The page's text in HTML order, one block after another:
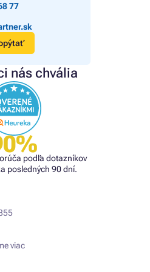
77
nás chvália
podľa dotazníkov
posledných 90 dní.
viac